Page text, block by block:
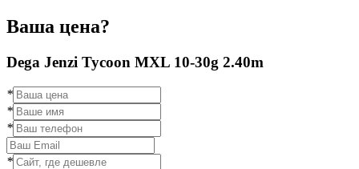
Ваша цена?
Dega Jenzi Tycoon MXL 10-30g 2.40m
*
*
*
*